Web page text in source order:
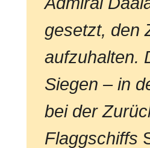
gesetzt, den
aufzuhalten.
Siegen – in
bei der
Flaggschiffs